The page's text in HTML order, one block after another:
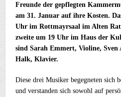
Freunde der gepflegten
am 31. Januar auf ihre Kosten.
Uhr im Rottmayrsaal im Alten
zweite um 19 Uhr im Haus der
sind Sarah Emmert, Violine,
Halk, Klavier.
Diese drei Musiker begegneten sich
und verstanden sich sowohl auf